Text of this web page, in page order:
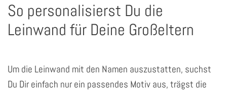
So personalisierst Du die
Leinwand für Deine Großeltern
Um die Leinwand mit den Namen auszustatten, suchst
Du Dir einfach nur ein passendes Motiv aus, trägst die